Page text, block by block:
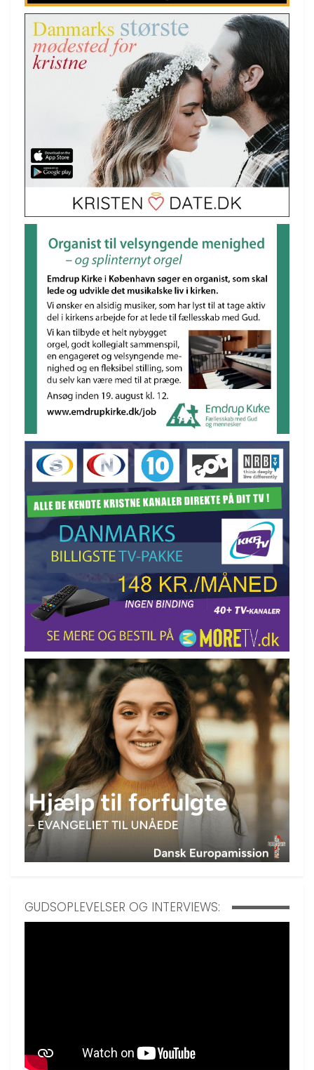
GUDSOPLEVELSER OG INTERVIEWS: